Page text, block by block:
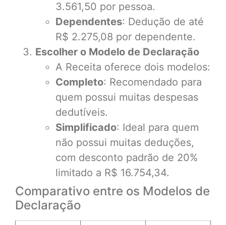
3.561,50 por pessoa.
Dependentes: Dedução de até
R$ 2.275,08 por dependente.
Escolher o Modelo de Declaração
A Receita oferece dois modelos:
Completo: Recomendado para
quem possui muitas despesas
dedutíveis.
Simplificado: Ideal para quem
não possui muitas deduções,
com desconto padrão de 20%
limitado a R$ 16.754,34.
Comparativo entre os Modelos de
Declaração